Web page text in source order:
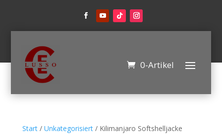
0-Artikel
Start/ Unkategorisiert/ Kilimanjaro Softshelljacke